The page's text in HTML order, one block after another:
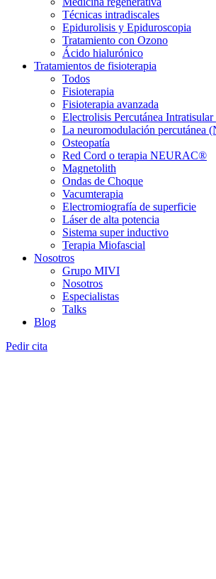
Técnicas intradiscales
Epidurolisis y Epiduroscopia
Tratamiento con Ozono
Ácido hialurónico
Tratamientos de fisioterapia
Todos
Fisioterapia
Fisioterapia avanzada
Electrolisis Percutánea
La neuromodulación percutánea
Osteopatía
Red Cord o terapia NEURAC®
Magnetolith
Ondas de Choque
Vacumterapia
Electromiografía de superficie
Láser de alta potencia
Sistema super inductivo
Terapia Miofascial
Nosotros
Grupo MIVI
Nosotros
Especialistas
Talks
Blog
Pedir cita